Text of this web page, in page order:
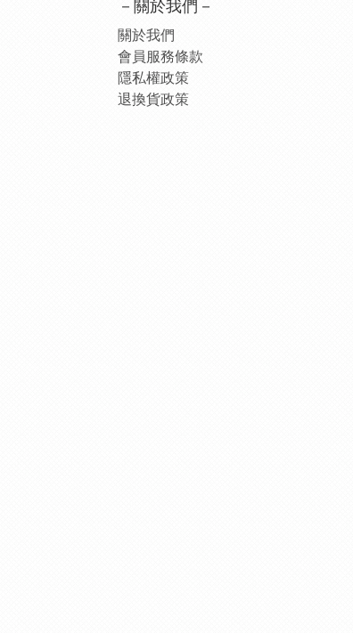
－關於我們－
關於我們
會員服務條款
隱私權政策
退換貨政策